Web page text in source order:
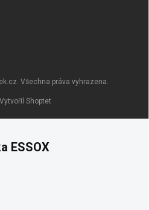
Vytvořil Shoptet
. Všechna práva vyhrazena.
ESSOX